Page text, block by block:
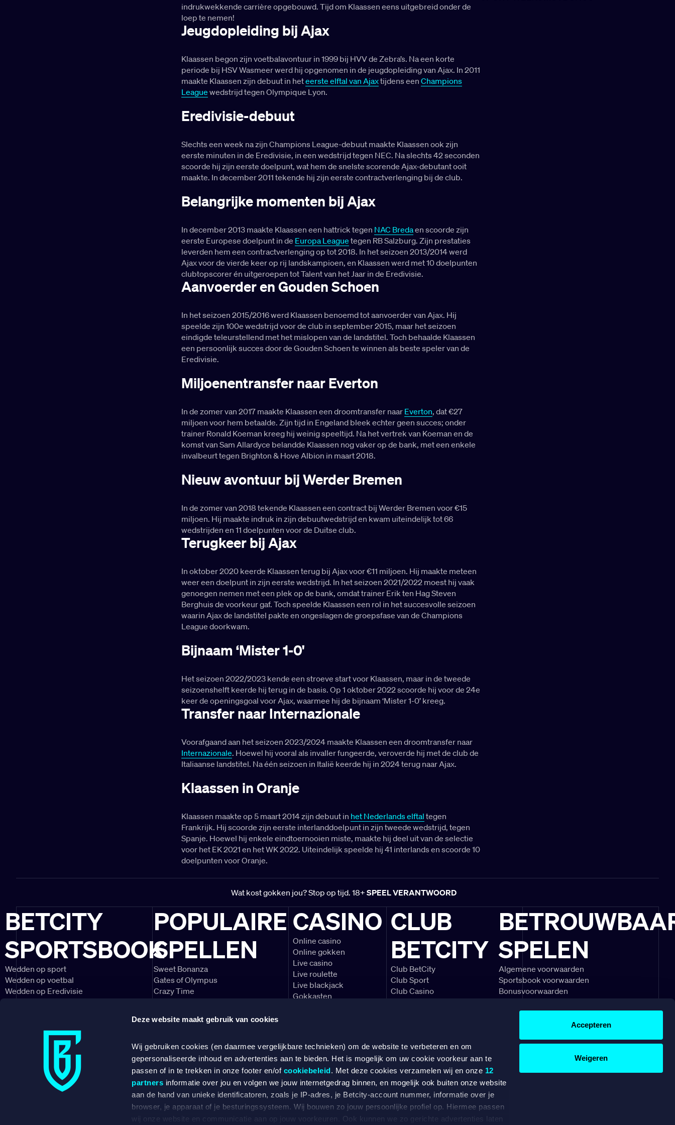
Deze website maakt gebruik van cookies
Wij gebruiken cookies (en daarmee vergelijkbare technieken) om de website te verbeteren en om
gepersonaliseerde inhoud en advertenties aan te bieden. Het is mogelijk om uw cookie voorkeur aan te
passen of in te trekken in onze footer en/of cookiebeleid. Met deze cookies verzamelen wij en onze 12
partners informatie over jou en volgen we jouw internetgedrag binnen, en mogelijk ook buiten onze website
aan de hand van unieke identificatoren, zoals je IP-adres, je Betcity-account nummer, informatie over je
browser, je apparaat of je besturingssysteem. Wij bouwen zo jouw persoonlijke profiel op. Hiermee passen
wij onze website en communicatie aan op jouw voorkeuren. Ook kunnen we zo gerichte advertenties laten
Accepteren
Weigeren
indrukwekkende carrière opgebouwd. Tijd om Klaassen eens uitgebreid onder de
loep te nemen!
Jeugdopleiding bij Ajax
Klaassen begon zijn voetbalavontuur in 1999 bij HVV de Zebra’s. Na een korte
periode bij HSV Wasmeer werd hij opgenomen in de jeugdopleiding van Ajax. In 2011
maakte Klaassen zijn debuut in heteerste elftal van Ajaxtijdens een Champions
League wedstrijd tegen Olympique Lyon.
Eredivisie-debuut
Slechts een week na zijn Champions League-debuut maakte Klaassen ook zijn
eerste minuten in de Eredivisie, in een wedstrijd tegen NEC. Na slechts 42 seconden
scoorde hij zijn eerste doelpunt, wat hem de snelste scorende Ajax-debutant ooit
maakte. In december 2011 tekende hij zijn eerste contractverlenging bij de club.
Belangrijke momenten bij Ajax
In december 2013 maakte Klaassen een hattrick tegen NAC Bredaen scoorde zijn
eerste Europese doelpunt in de Europa League tegen RB Salzburg. Zijn prestaties
leverden hem een contractverlenging op tot 2018. In het seizoen 2013/2014 werd
Ajax voor de vierde keer op rij landskampioen, en Klaassen werd met 10 doelpunten
clubtopscorer én uitgeroepen tot Talent van het Jaar in de Eredivisie.
Aanvoerder en Gouden Schoen
In het seizoen 2015/2016 werd Klaassen benoemd tot aanvoerder van Ajax. Hij
speelde zijn 100e wedstrijd voor de club in september 2015, maar het seizoen
eindigde teleurstellend met het mislopen van de landstitel. Toch behaalde Klaassen
een persoonlijk succes door de Gouden Schoen te winnen als beste speler van de
Eredivisie.
Miljoenentransfer naar Everton
In de zomer van 2017 maakte Klaassen een droomtransfer naar Everton, dat €27
miljoen voor hem betaalde. Zijn tijd in Engeland bleek echter geen succes; onder
trainer Ronald Koeman kreeg hij weinig speeltijd. Na het vertrek van Koeman en de
komst van Sam Allardyce belandde Klaassen nog vaker op de bank, met een enkele
invalbeurt tegen Brighton & Hove Albion in maart 2018.
Nieuw avontuur bij Werder Bremen
In de zomer van 2018 tekende Klaassen een contract bij Werder Bremen voor €15
miljoen. Hij maakte indruk in zijn debuutwedstrijd en kwam uiteindelijk tot 66
wedstrijden en 11 doelpunten voor de Duitse club.
Terugkeer bij Ajax
In oktober 2020 keerde Klaassen terug bij Ajax voor €11 miljoen. Hij maakte meteen
weer een doelpunt in zijn eerste wedstrijd. In het seizoen 2021/2022 moest hij vaak
genoegen nemen met een plek op de bank, omdat trainer Erik ten Hag Steven
Berghuis de voorkeur gaf. Toch speelde Klaassen een rol in het succesvolle seizoen
waarin Ajax de landstitel pakte en ongeslagen de groepsfase van de Champions
League doorkwam.
Bijnaam ‘Mister 1-0'
Het seizoen 2022/2023 kende een stroeve start voor Klaassen, maar in de tweede
seizoenshelft keerde hij terug in de basis. Op 1 oktober 2022 scoorde hij voor de 24e
keer de openingsgoal voor Ajax, waarmee hij de bijnaam ‘Mister 1-0’ kreeg.
Transfer naar Internazionale
Voorafgaand aan het seizoen 2023/2024 maakte Klaassen een droomtransfer naar
Internazionale. Hoewel hij vooral als invaller fungeerde, veroverde hij met de club de
Italiaanse landstitel. Na één seizoen in Italië keerde hij in 2024 terug naar Ajax.
Klaassen in Oranje
Klaassen maakte op 5 maart 2014 zijn debuut in het Nederlands elftal tegen
Frankrijk. Hij scoorde zijn eerste interlanddoelpunt in zijn tweede wedstrijd, tegen
Spanje. Hoewel hij enkele eindtoernooien miste, maakte hij deel uit van de selectie
voor het EK 2021 en het WK 2022. Uiteindelijk speelde hij 41 interlands en scoorde 10
doelpunten voor Oranje.
Wat kost gokken jou? Stop op tijd. 18+ SPEEL VERANTWOORD
BETCITY
SPORTSBOOK
Wedden op sport
Wedden op voetbal
Wedden op Eredivisie
Wedden op Ajax
POPULAIRE
SPELLEN
Sweet Bonanza
Gates of Olympus
Crazy Time
Lightning Roulette
Book of Dead
CASINO
Online casino
Online gokken
Live casino
Live roulette
Live blackjack
Gokkasten
CLUB
BETCITY
Club BetCity
Club Sport
Club Casino
Voetbal voorbeschouwingen
SPELEN
Algemene voorwaarden
Sportsbook voorwaarden
Bonusvoorwaarden
Speel Verantwoord
Klachtenregeling
Veelgestelde vragen
CONTACT NIEUWSBRIEF OVER ONS WERKEN BIJ
DOWNLOAD ONZE APP SPEEL VERANTWOORD
Betent B.V., gevestigd en kantoorhoudende aan Keurenplein 4 (Unit D1442), 1069 CD te Amsterdam, beschikt